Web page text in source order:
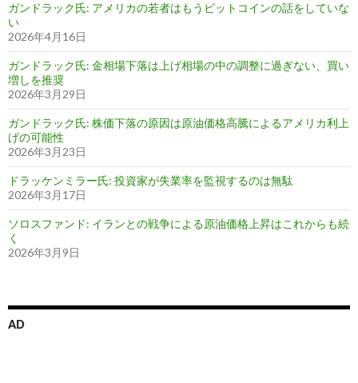
ガンドラック氏: アメリカの若者はもうビットコインの話をしていな
い
2026年4月16日
ガンドラック氏: 金相場下落は上げ相場の中の調整に過ぎない、買い
増しを推奨
2026年3月29日
ガンドラック氏: 株価下落の原因は原油価格高騰によるアメリカ利上
げの可能性
2026年3月23日
ドラッケンミラー氏: 投資家が失業率を監視するのは無駄
2026年3月17日
ソロスファンド: イランとの戦争による原油価格上昇はこれからも続
く
2026年3月9日
AD